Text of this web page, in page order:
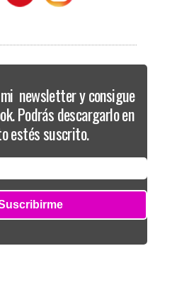
newsletter y consigue
Podrás descargarlo en
estés suscrito.